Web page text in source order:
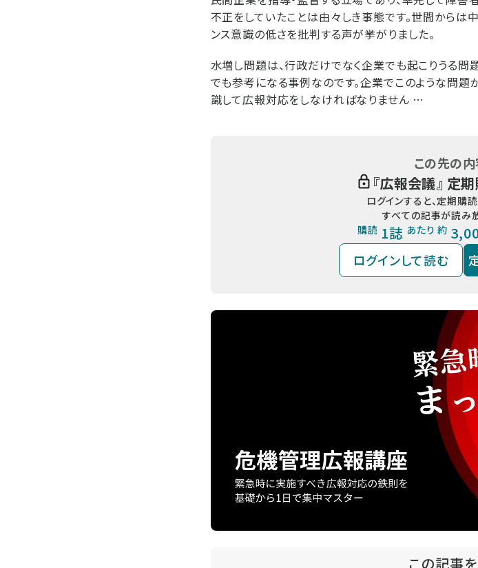
不正をしていたことは由々しき事態です。世間から
ンス意識の低さを批判する声が挙がりました。
水増し問題は、行政だけでなく企業でも起こりうる問
でも参考になる事例なのです。企業でこのような問
識して広報対応をしなければなりません …
この先の
『広報会議』 定
ログインすると、定期購
すべての記事が読み
購読 1誌 あたり 約
ログインして読む
この記事